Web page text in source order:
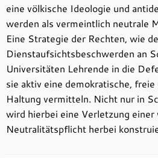
eine völkische Ideologie und
werden als vermeintlich neutrale
Eine Strategie der Rechten, wie
Dienstaufsichtsbeschwerden an
Universitäten Lehrende in die
sie aktiv eine demokratische,
Haltung vermitteln. Nicht nur in
wird hierbei eine Verletzung
Neutralitätspflicht herbei